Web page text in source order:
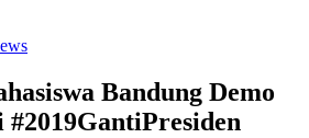
Bandung Demo